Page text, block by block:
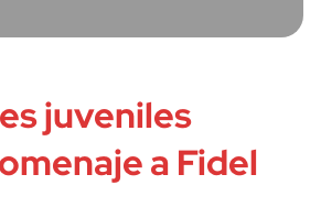
juveniles
a Fidel